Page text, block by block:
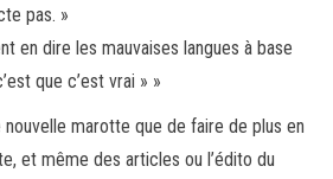
pas. »
en dire les mauvaises langues à base
que c’est vrai » »
nouvelle marotte que de faire de plus en
et même des articles ou l’édito du